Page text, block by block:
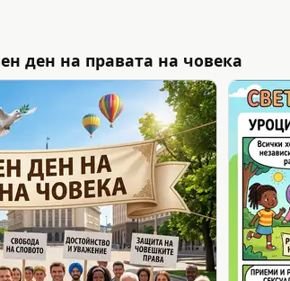
ден на правата на човека